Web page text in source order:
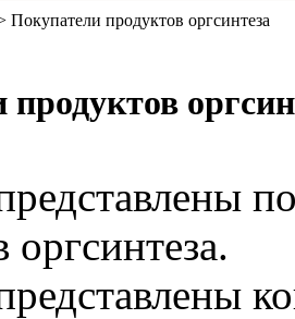
Покупатели продуктов оргсинтеза
оргсинтеза.